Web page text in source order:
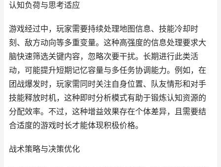
认知负荷与思考适应
游戏经过中，玩家需要持续处理地图信息、技能冷却时
刻、敌方动向等多重变量。这种高强度的信息处理要求大
脑快速筛选关键内容，忽略次要干扰。长期进行此类活
动，可能提升短期记忆容量与多任务协调能力。例如，在
团战爆发时，玩家需同时关注自身位置、队友情形和对手
技能释放时机，这种即时分析模式有助于锻炼认知资源的
分配效率。不过，这种增益效果存在个体差异，且需要结
合适度的游戏时长才能体现积极价格。
战术策略与决策优化